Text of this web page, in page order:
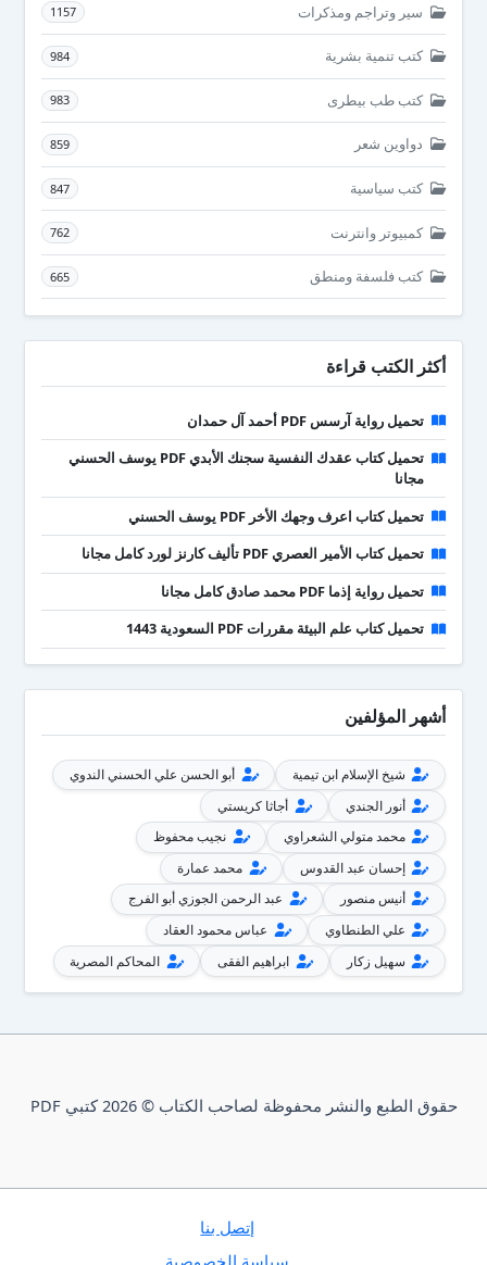
سير وتراجم ومذكرات 1157
كتب تنمية بشرية 984
كتب طب بيطرى 983
دواوين شعر 859
كتب سياسية 847
كمبيوتر وانترنت 762
كتب فلسفة ومنطق 665
أكثر الكتب قراءة
تحميل رواية آرسس PDF أحمد آل حمدان
تحميل كتاب عقدك النفسية سجنك الأبدي PDF يوسف الحسني
مجانا
تحميل كتاب اعرف وجهك الأخر PDF يوسف الحسني
تحميل كتاب الأمير العصري PDF تأليف كارنز لورد كامل مجانا
تحميل رواية إذما PDF محمد صادق كامل مجانا
تحميل كتاب علم البيئة مقررات PDF السعودية 1443
أشهر المؤلفين
شيخ الإسلام ابن تيمية
أبو الحسن علي الحسني الندوي
أنور الجندي
أجاثا كريستي
محمد متولي الشعراوي
نجيب محفوظ
إحسان عبد القدوس
محمد عمارة
أنيس منصور
عبد الرحمن الجوزي أبو الفرج
علي الطنطاوي
عباس محمود العقاد
سهيل زكار
ابراهيم الفقى المحاكم المصرية
حقوق الطبع والنشر محفوظة لصاحب الكتاب © 2026 كتبي PDF
إتصل بنا
سياسة الخصوصية